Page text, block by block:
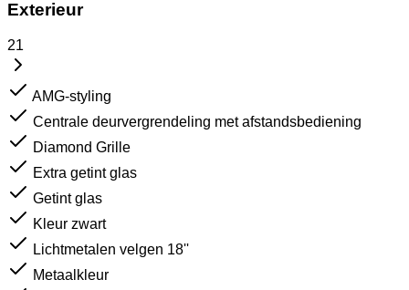
Exterieur
21
AMG-styling
Centrale deurvergrendeling met afstandsbediening
Diamond Grille
Extra getint glas
Getint glas
Kleur zwart
Lichtmetalen velgen 18''
Metaalkleur